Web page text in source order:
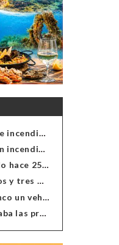
Detenido el autor de una oleada de incendios de contenedores en Almería
Madre e hijo hospitalizados tras un incendio en la cocina de una vivienda en Almería
Cuando la ira se apoderó de El Ejido hace 25 años
Confirmada la condena de tres años y tres meses al hombre de Antas acusado de xenofobia
Cinco heridos al caer por un barranco un vehículo en Alcolea
Detenido un matrimonio que cobraba las prestaciones de ilegales en Almería, Granada, Málaga, Huelva y Murcia